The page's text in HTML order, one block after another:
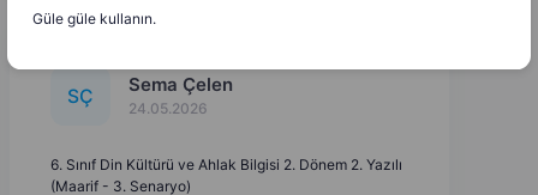
SÇ Sema Çelen
24.05.2026
6. Sınıf Din Kültürü ve Ahlak Bilgisi 2. Dönem 2. Yazılı
(Maarif - 3. Senaryo)
Güle güle kullanın.